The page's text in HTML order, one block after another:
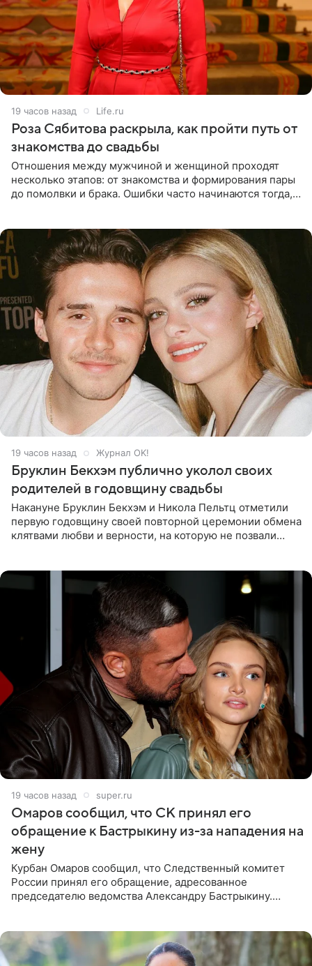
19 часов назад Life.ru
Роза Сябитова раскрыла, как пройти путь от
знакомства до свадьбы
Отношения между мужчиной и женщиной проходят
несколько этапов: от знакомства и формирования пары
до помолвки и брака. Ошибки часто начинаются тогда,
19 часов назад Журнал OK!
Бруклин Бекхэм публично уколол своих
родителей в годовщину свадьбы
Накануне Бруклин Бекхэм и Никола Пельтц отметили
первую годовщину своей повторной церемонии обмена
клятвами любви и верности, на которую не позвали
19 часов назад super.ru
Омаров сообщил, что СК принял его
обращение к Бастрыкину из-за нападения на
жену
Курбан Омаров сообщил, что Следственный комитет
России принял его обращение, адресованное
председателю ведомства Александру Бастрыкину.